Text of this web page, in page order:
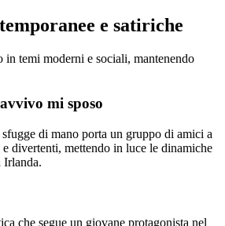
e satiriche
in temi moderni e sociali, mantenendo
mi sposo
di mano porta un gruppo di amici a
divertenti, mettendo in luce le dinamiche
Irlanda.
che segue un giovane protagonista nel